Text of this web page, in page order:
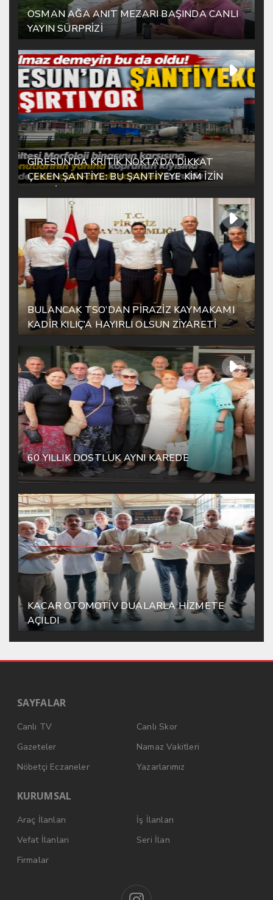
OSMAN AĞA ANIT MEZARI BAŞINDA CANLI
YAYIN SÜRPRİZİ
GİRESUN’DA KRİTİK NOKTADA DİKKAT
ÇEKEN ŞANTİYE: BU ŞANTİYEYE KİM İZİN
VERDİ?
BULANCAK TSO’DAN PİRAZİZ KAYMAKAMI
KADİR KILIÇ’A HAYIRLI OLSUN ZİYARETİ
60 YILLIK DOSTLUK AYNI KAREDE
KACAR OTOMOTİV DUALARLA HİZMETE
AÇILDI
SAYFALAR
Canlı TV
Canlı Skor
Gazeteler
Namaz Vakitleri
Nöbetçi Eczaneler
Yazarlarımız
KURUMSAL
Araç İlanları
İş İlanları
Vefat İlanları
Seri İlan
Firmalar